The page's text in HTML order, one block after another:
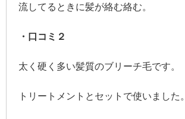
流してるときに髪が絡む絡む。
・口コミ２
太く硬く多い髪質のブリーチ毛です。
トリートメントとセットで使いました。